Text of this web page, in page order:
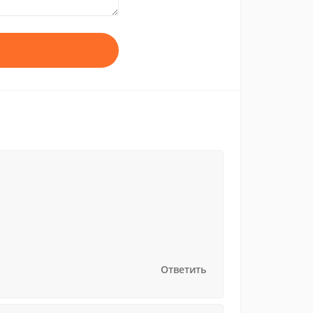
Ответить